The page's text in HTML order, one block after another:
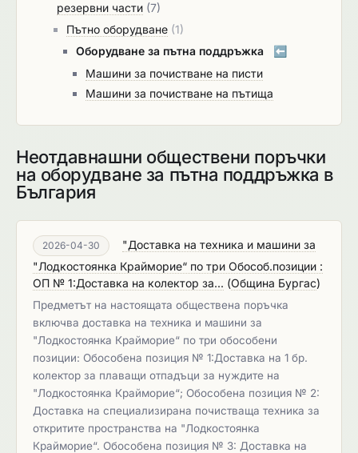
резервни части (7)
Пътно оборудване (1)
Оборудване за пътна поддръжка
⬅️
Машини за почистване на писти
Машини за почистване на пътища
Неотдавнашни обществени поръчки
на оборудване за пътна поддръжка в
България
2026-04-30
"Доставка на техника и машини за
"Лодкостоянка Крайморие“ по три Обособ.позиции :
ОП № 1:Доставка на колектор за... (Община Бургас)
Предметът на настоящата обществена поръчка
включва доставка на техника и машини за
"Лодкостоянка Крайморие“ по три обособени
позиции: Обособена позиция № 1:Доставка на 1 бр.
колектор за плаващи отпадъци за нуждите на
"Лодкостоянка Крайморие“; Обособена позиция № 2:
Доставка на специализирана почистваща техника за
откритите пространства на "Лодкостоянка
Крайморие“. Обособена позиция № 3: Доставка на